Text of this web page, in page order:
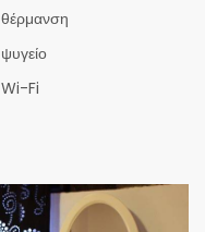
θέρμανση
ψυγείο
Wi-Fi